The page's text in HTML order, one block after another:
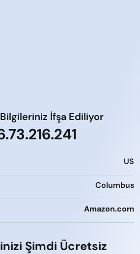
İfşa Ediliyor
US
Columbus
Amazon.com
Şimdi Ücretsiz